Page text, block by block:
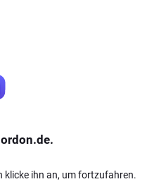
klicke ihn an, um fortzufahren.